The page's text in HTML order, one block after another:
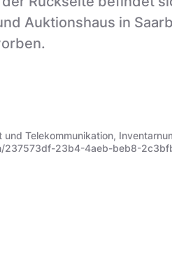
Auktionshaus in
Telekommunikation,
237573df-23b4-4aeb-beb8-